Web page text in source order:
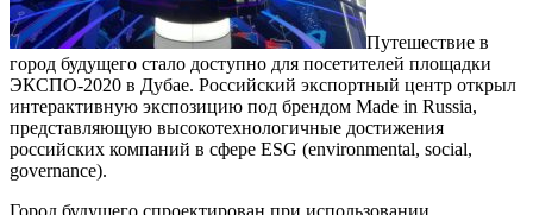
Путешествие в
город будущего стало доступно для посетителей площадки
ЭКСПО-2020 в Дубае. Российский экспортный центр открыл
интерактивную экспозицию под брендом Made in Russia,
представляющую высокотехнологичные достижения
российских компаний в сфере ESG (environmental, social,
governance).
Город будущего спроектирован при использовании